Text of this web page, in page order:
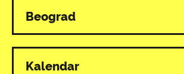
Svi programi
Beograd
Kalendar